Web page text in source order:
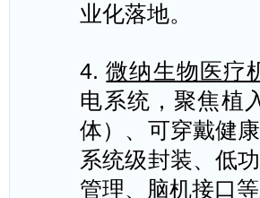
业化落地。
4.微纳生物医疗
电系统，聚焦植
体）、可穿戴健
系统级封装、低
管理、脑机接口